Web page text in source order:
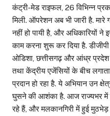
कंट्री-मेड राइफल, 26 विभिन्न
मिली. ऑपरेशन अब भी जारी है.
नहीं हो पायी है, और अधिकारियों
काम करना शुरू कर दिया है.
ओडिशा, छत्तीसगढ़ और आंध्र
तथा केंद्रीय एजेंसियों के बीच
प्रदान हो रहा है. ये अभियान उन
घुसने की आशंका है. आज राज्यभर में
रहे हैं, और मलकानगिरी में हुई मुठभेड़